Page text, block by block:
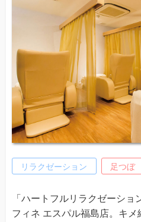
リラクゼーション 足つぼ
「ハートフルリラクゼーシ
フィネ エスパル福島店。キ